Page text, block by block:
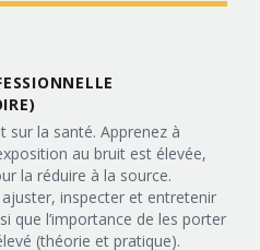
sur la santé. Apprenez à
au bruit est élevée,
la réduire à la source.
inspecter et entretenir
que l’importance de les porter
(théorie et pratique).